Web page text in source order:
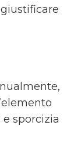
sporcizia